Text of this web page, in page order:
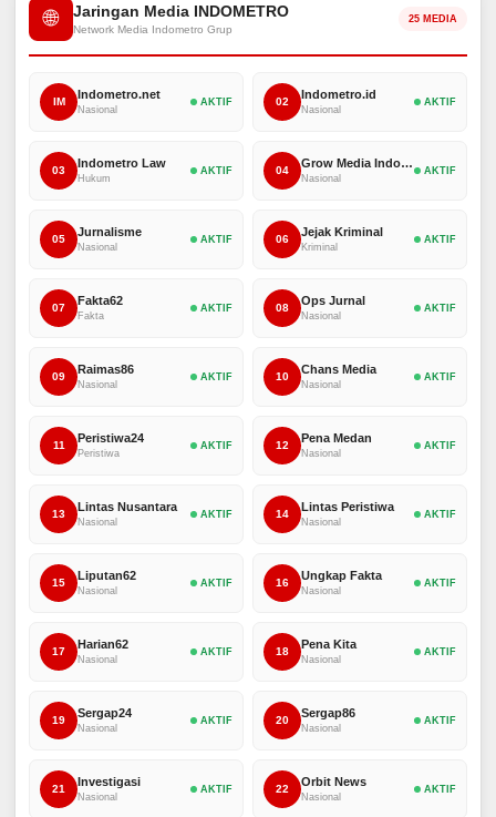
🌐 Jaringan Media INDOMETRO
Network Media Indometro Grup
25 MEDIA
IM
Indometro.net
Nasional
AKTIF 02
Indometro.id
Nasional
AKTIF
03
Indometro Law
Hukum
AKTIF 04
Grow Media Indonesia
Nasional
AKTIF
05
Jurnalisme
Nasional
AKTIF 06
Jejak Kriminal
Kriminal
AKTIF
07
Fakta62
Fakta
AKTIF 08
Ops Jurnal
Nasional
AKTIF
09
Raimas86
Nasional
AKTIF 10
Chans Media
Nasional
AKTIF
11
Peristiwa24
Peristiwa
AKTIF 12
Pena Medan
Nasional
AKTIF
13
Lintas Nusantara
Nasional
AKTIF 14
Lintas Peristiwa
Nasional
AKTIF
15
Liputan62
Nasional
AKTIF 16
Ungkap Fakta
Nasional
AKTIF
17
Harian62
Nasional
AKTIF 18
Pena Kita
Nasional
AKTIF
19
Sergap24
Nasional
AKTIF 20
Sergap86
Nasional
AKTIF
21
Investigasi
Nasional
AKTIF 22
Orbit News
Nasional
AKTIF